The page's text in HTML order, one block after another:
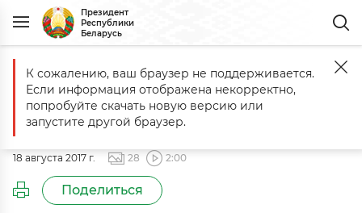
Президент
Республики
Беларусь
Главная События Рабочая поездка в Могилевскую и Витебскую
Рабочая поездка в Могилевскую и
Витебскую области
18 августа 2017 г. 28 2:00
Поделиться
К сожалению, ваш браузер не поддерживается.
Если информация отображена некорректно,
попробуйте скачать новую версию или
запустите другой браузер.